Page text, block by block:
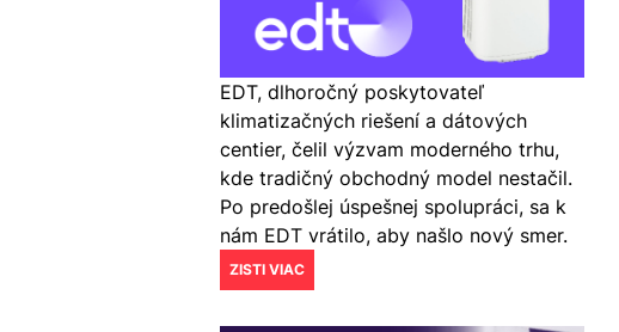
EDT, dlhoročný poskytovateľ
klimatizačných riešení a dátových
centier, čelil výzvam moderného trhu,
kde tradičný obchodný model nestačil.
Po predošlej úspešnej spolupráci, sa k
nám EDT vrátilo, aby našlo nový smer.
ZISTI VIAC